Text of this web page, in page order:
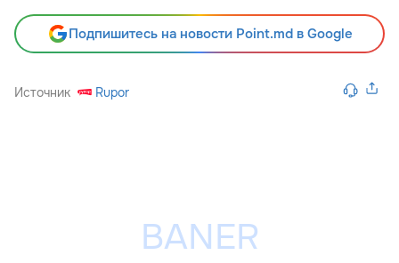
Подпишитесь на новости Point.md в Google
Источник Rupor